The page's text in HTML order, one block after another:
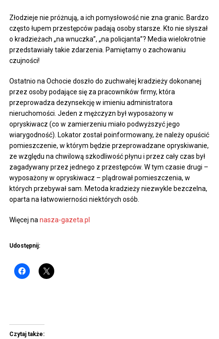
Złodzieje nie próżnują, a ich pomysłowość nie zna granic. Bardzo
często łupem przestępców padają osoby starsze. Kto nie słyszał
o kradzieżach „na wnuczka”, „na policjanta”? Media wielokrotnie
przedstawiały takie zdarzenia. Pamiętamy o zachowaniu
czujności!
Ostatnio na Ochocie doszło do zuchwałej kradzieży dokonanej
przez osoby podające się za pracowników firmy, która
przeprowadza dezynsekcję w imieniu administratora
nieruchomości. Jeden z mężczyzn był wyposażony w
opryskiwacz (co w zamierzeniu miało podwyższyć jego
wiarygodność). Lokator został poinformowany, że należy opuścić
pomieszczenie, w którym będzie przeprowadzane opryskiwanie,
ze względu na chwilową szkodliwość płynu i przez cały czas był
zagadywany przez jednego z przestępców. W tym czasie drugi –
wyposażony w opryskiwacz – plądrował pomieszczenia, w
których przebywał sam. Metoda kradzieży niezwykle bezczelna,
oparta na łatwowierności niektórych osób.
Więcej nanasza-gazeta.pl
Udostępnij:
Czytaj także: